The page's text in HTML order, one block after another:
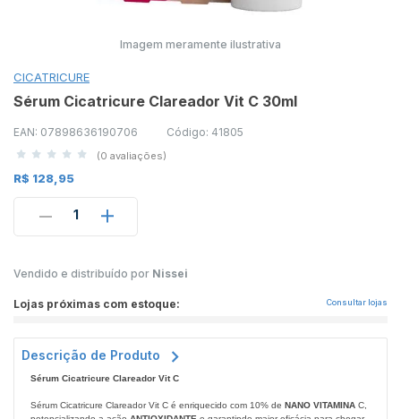
Imagem meramente ilustrativa
CICATRICURE
Sérum Cicatricure Clareador Vit C 30ml
EAN: 07898636190706 Código: 41805
(0 avaliações)
R$ 128,95
1
Vendido e distribuído por Nissei
Lojas próximas com estoque: Consultar lojas
Descrição de Produto
Sérum Cicatricure Clareador Vit C
Sérum Cicatricure Clareador Vit C é enriquecido com 10% de NANO VITAMINA C,